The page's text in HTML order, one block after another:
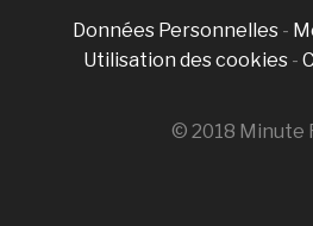
Données Personnelles -
Utilisation des cookies -
© 2018 Minute